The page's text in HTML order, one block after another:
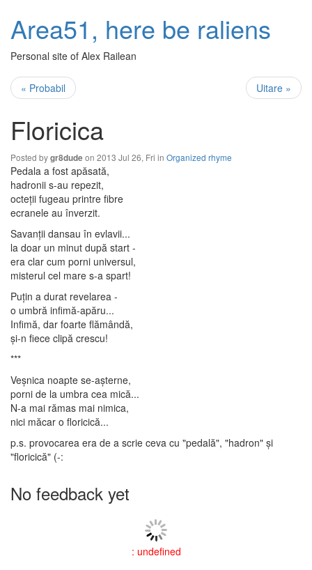
Area51, here be raliens
Personal site of Alex Railean
« Probabil Uitare »
Floricica
Posted bygr8dudeon 2013 Jul 26, Fri in Organized rhyme
Pedala a fost apăsată,
hadronii s-au repezit,
octeții fugeau printre fibre
ecranele au înverzit.
Savanții dansau în evlavii...
la doar un minut după start -
era clar cum porni universul,
misterul cel mare s-a spart!
Puțin a durat revelarea -
o umbră infimă-apăru...
Infimă, dar foarte flămândă,
și-n fiece clipă crescu!
***
Veșnica noapte se-așterne,
porni de la umbra cea mică...
N-a mai rămas mai nimica,
nici măcar o floricică...
p.s. provocarea era de a scrie ceva cu "pedală", "hadron" și
"floricică" (-:
No feedback yet
: undefined